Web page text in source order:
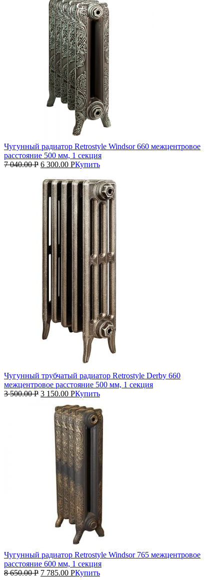
Чугунный радиатор Retrostyle Windsor 660 межцентровое
расстояние 500 мм, 1 секция
7 040.00Р 6 300.00 РКупить
Чугунный трубчатый радиатор Retrostyle Derby 660
межцентровое расстояние 500 мм, 1 секция
3 500.00Р 3 150.00 РКупить
Чугунный радиатор Retrostyle Windsor 765 межцентровое
расстояние 600 мм, 1 секция
8 650.00Р 7 785.00 РКупить